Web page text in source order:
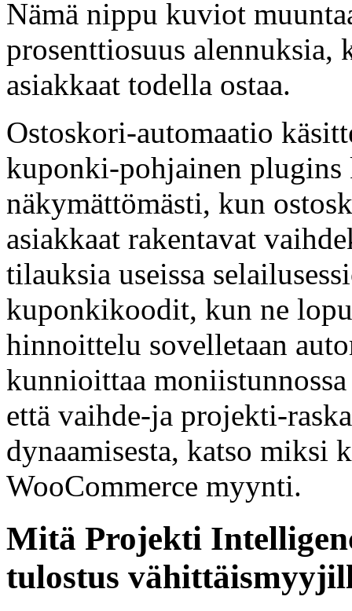
Nämä nippu kuviot
prosenttiosuus alennuksia,
asiakkaat todella ostaa.
Ostoskori-automaatio
kuponki-pohjainen plugins
näkymättömästi, kun
asiakkaat rakentavat
tilauksia useissa
kuponkikoodit, kun ne
hinnoittelu sovelletaan
kunnioittaa
että vaihde-ja projekti-
dynaamisesta, katso miksi
WooCommerce myynti.
Mitä Projekti
tulostus